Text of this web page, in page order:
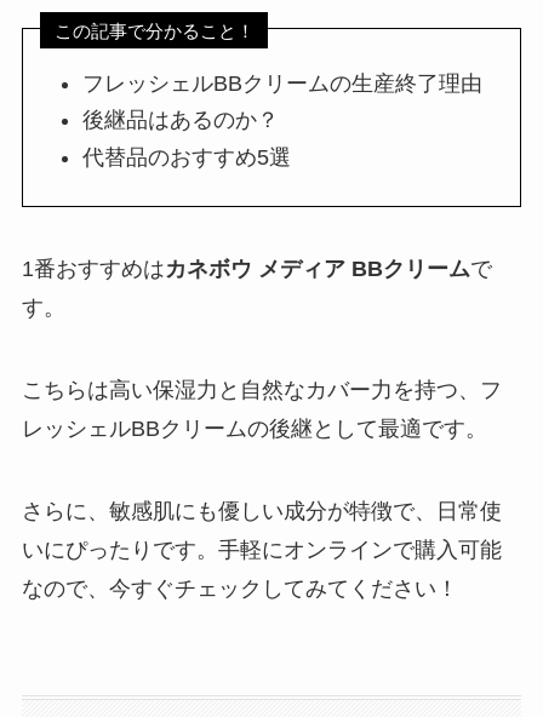
この記事で分かること！
フレッシェルBBクリームの生産終了理由
後継品はあるのか？
代替品のおすすめ5選
1番おすすめはカネボウ メディア BBクリームで
す。
こちらは高い保湿力と自然なカバー力を持つ、フ
レッシェルBBクリームの後継として最適です。
さらに、敏感肌にも優しい成分が特徴で、日常使
いにぴったりです。手軽にオンラインで購入可能
なので、今すぐチェックしてみてください！